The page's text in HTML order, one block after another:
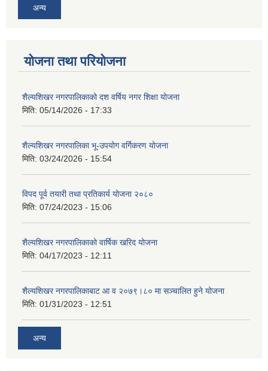
अन्य
योजना तथा परियोजना
शैल्यशिखर नगरपालिकाको दश वर्षिय नगर शिक्षा योजना
मिति: 05/14/2026 - 17:33
शैल्यशिखर नगरपालिका भू-उपयोग वर्गिकरण योजना
मिति: 03/24/2026 - 15:54
विपद पूर्व तयारी तथा प्रतिकार्य योजना २०८०
मिति: 07/24/2023 - 15:06
शैल्यशिखर नगरपालिकाको वार्षिक खरिद योजना
मिति: 04/17/2023 - 12:11
शैल्यशिखर नगरपालिकाबाट आ व २०७९।८० मा सञ्चालित हुने योजना
मिति: 01/31/2023 - 12:51
अन्य